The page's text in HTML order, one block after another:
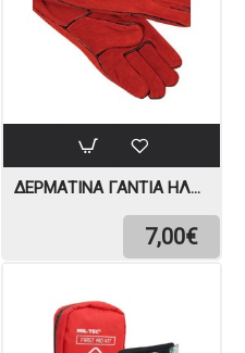
ΔΕΡΜΆΤΙΝΑ ΓΆΝΤΙΑ ΗΛΕΚΤΡΟΣΥΓΚΌΛΛΗΣΗΣ
7,00€